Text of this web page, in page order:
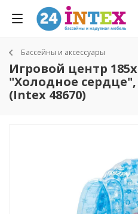
Бассейны и аксессуары
Игровой центр
"Холодное сердце",
(Intex 48670)